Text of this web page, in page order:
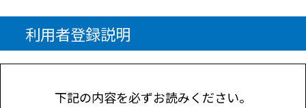
利用者登録説明
下記の内容を必ずお読みください。